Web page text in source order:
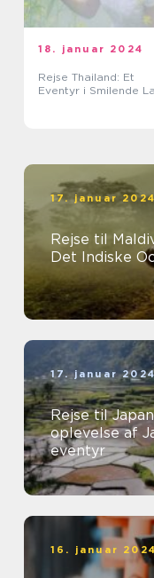
18. januar 2024
Rejse Thailand: Et
Eventyr i Smilende
17. januar
Rejse til
Det Indiske
17. januar
Rejse til
oplevelse af
eventyr
16. januar 2024